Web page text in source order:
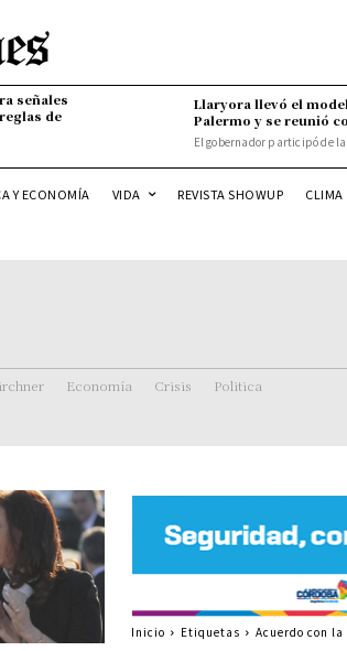
señales
de
Llaryora llevó el
Palermo y se reunió
El gobernador participó de
Y ECONOMÍA VIDA REVISTA SHOWUP CLIMA
Economía Crisis Politica
Inicio Etiquetas Acuerdo con